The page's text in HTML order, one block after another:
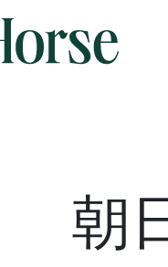
朝